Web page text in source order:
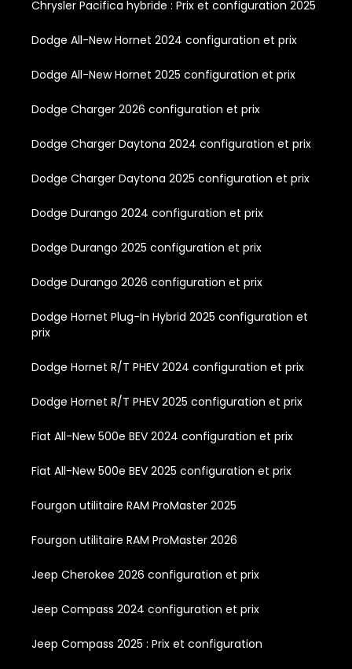
Chrysler Pacifica hybride : Prix et configuration 2025
Dodge All-New Hornet 2024 configuration et prix
Dodge All-New Hornet 2025 configuration et prix
Dodge Charger 2026 configuration et prix
Dodge Charger Daytona 2024 configuration et prix
Dodge Charger Daytona 2025 configuration et prix
Dodge Durango 2024 configuration et prix
Dodge Durango 2025 configuration et prix
Dodge Durango 2026 configuration et prix
Dodge Hornet Plug-In Hybrid 2025 configuration et
prix
Dodge Hornet R/T PHEV 2024 configuration et prix
Dodge Hornet R/T PHEV 2025 configuration et prix
Fiat All-New 500e BEV 2024 configuration et prix
Fiat All-New 500e BEV 2025 configuration et prix
Fourgon utilitaire RAM ProMaster 2025
Fourgon utilitaire RAM ProMaster 2026
Jeep Cherokee 2026 configuration et prix
Jeep Compass 2024 configuration et prix
Jeep Compass 2025 : Prix et configuration